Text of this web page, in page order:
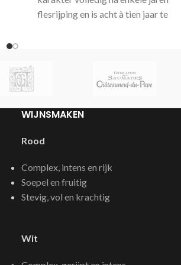
flesrijping en is acht à tien jaar te
WIJNSMAKEN
Rood
Complex, intens en rijk
Soepel en fruitig
Stevig, vol en krachtig
Wit